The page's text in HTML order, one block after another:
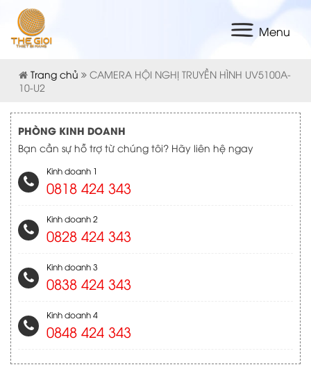
Menu
Trang chủ
CAMERA HỘI NGHỊ TRUYỀN HÌNH UV5100A-
10-U2
PHÒNG KINH DOANH
Bạn cần sự hỗ trợ từ chúng tôi? Hãy liên hệ ngay
Kinh doanh 1
0818 424 343
Kinh doanh 2
0828 424 343
Kinh doanh 3
0838 424 343
Kinh doanh 4
0848 424 343